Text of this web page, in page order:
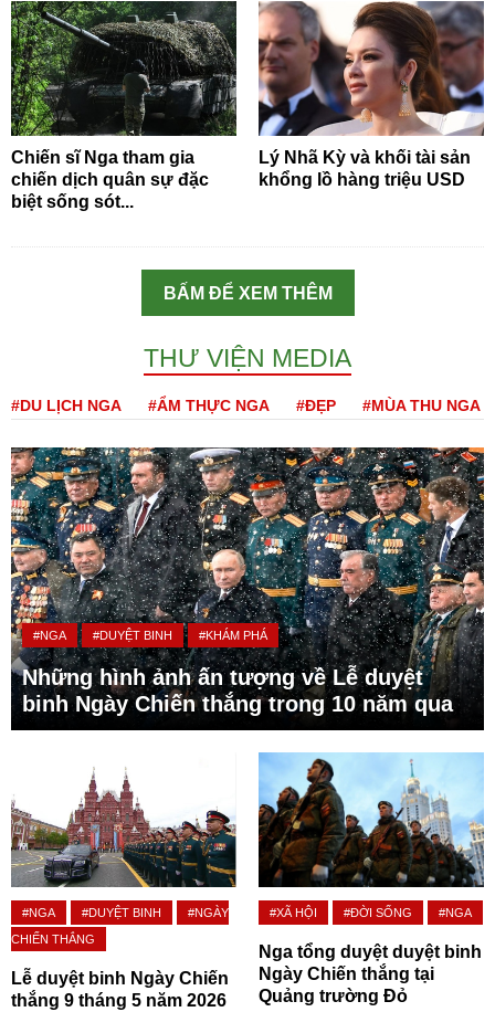
Chiến sĩ Nga tham gia
chiến dịch quân sự đặc
biệt sống sót...
Lý Nhã Kỳ và khối tài sản
khổng lồ hàng triệu USD
BẤM ĐỂ XEM THÊM
THƯ VIỆN MEDIA
#DU LỊCH NGA #ẨM THỰC NGA #ĐẸP #MÙA THU NGA
#NGA #DUYỆT BINH #KHÁM PHÁ
Những hình ảnh ấn tượng về Lễ duyệt
binh Ngày Chiến thắng trong 10 năm qua
#NGA #DUYỆT BINH
#NGÀY
CHIẾN THẮNG
Lễ duyệt binh Ngày Chiến
thắng 9 tháng 5 năm 2026
#XÃ HỘI #ĐỜI SỐNG #NGA
Nga tổng duyệt duyệt binh
Ngày Chiến thắng tại
Quảng trường Đỏ